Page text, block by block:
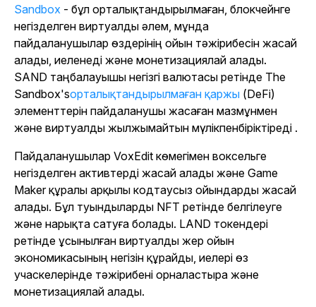
Sandbox - бұл орталықтандырылмаған, блокчейнге
негізделген виртуалды әлем, мұнда
пайдаланушылар өздерінің ойын тәжірибесін жасай
алады, иеленеді және монетизациялай алады.
SAND таңбалауышы негізгі валютасы ретінде The
Sandbox'sорталықтандырылмаған қаржы (DeFi)
элементтерін пайдаланушы жасаған мазмұнмен
және виртуалды жылжымайтын мүлікпенбіріктіреді .
Пайдаланушылар VoxEdit көмегімен воксельге
негізделген активтерді жасай алады және Game
Maker құралы арқылы кодтаусыз ойындарды жасай
алады. Бұл туындыларды NFT ретінде белгілеуге
және нарықта сатуға болады. LAND токендері
ретінде ұсынылған виртуалды жер ойын
экономикасының негізін құрайды, иелері өз
учаскелерінде тәжірибені орналастыра және
монетизациялай алады.